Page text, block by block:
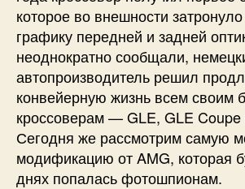
которое во внешности
графику передней и задней
неоднократно сообщали,
автопроизводитель решил
конвейерную жизнь всем своим
кроссоверам — GLE, GLE Coupe
Сегодня же рассмотрим самую
модификацию от AMG, которая
днях попалась фотошпионам.